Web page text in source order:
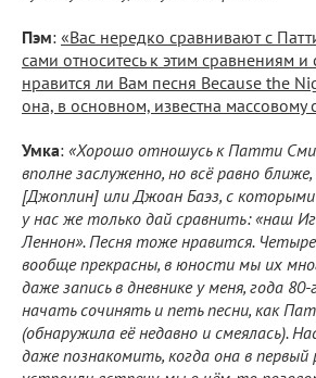
Пэм: «Вас нередко сравнивают с
сами относитесь к этим сравнениям
нравится ли Вам песня Because the
она, в основном, известна массовому
Умка: «Хорошо отношусь к Патти
вполне заслуженно, но всё равно
[Джоплин] или Джоан Баэз, с
у нас же только дай сравнить: «наш
Леннон». Песня тоже нравится.
вообще прекрасны, в юности мы их
даже запись в дневнике у меня, года
начать сочинять и петь песни, как
(обнаружила её недавно и смеялась).
даже познакомить, когда она в первый